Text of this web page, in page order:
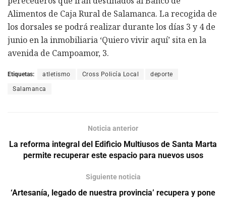
Alimentos de Caja Rural de Salamanca. La recogida de
los dorsales se podrá realizar durante los días 3 y 4 de
junio en la inmobiliaria ‘Quiero vivir aquí’ sita en la
avenida de Campoamor, 3.
Etiquetas: atletismo Cross Policía Local deporte
Salamanca
Noticia anterior
La reforma integral del Edificio Multiusos de Santa Marta
permite recuperar este espacio para nuevos usos
Siguiente noticia
‘Artesanía, legado de nuestra provincia’ recupera y pone